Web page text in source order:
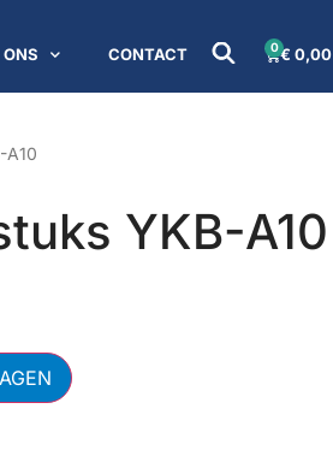
ONS CONTACT € 0,00
0
A10
YKB-A10